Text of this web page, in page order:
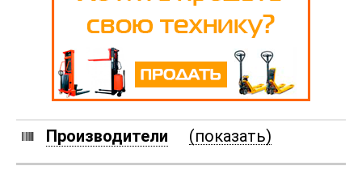
Производители (показать)